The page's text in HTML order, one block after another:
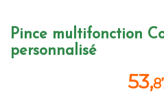
Pince multifonction
personnalisé
53,